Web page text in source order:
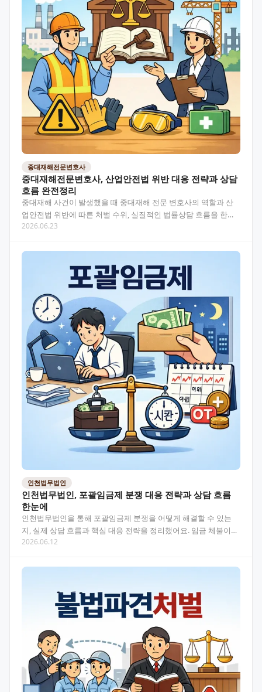
중대재해전문변호사
중대재해전문변호사, 산업안전법 위반 대응 전략과 상담
흐름 완전정리
중대재해 사건이 발생했을 때 중대재해 전문 변호사의 역할과 산
업안전법 위반에 따른 처벌 수위, 실질적인 법률상담 흐름을 한눈
에 정리했어요. 목차 중대재해전문변호사가 왜 필요한가요?…
2026.06.23
인천법무법인
인천법무법인, 포괄임금제 분쟁 대응 전략과 상담 흐름
한눈에
인천법무법인을 통해 포괄임금제 분쟁을 어떻게 해결할 수 있는
지, 실제 상담 흐름과 핵심 대응 전략을 정리했어요. 임금 체불이나
연장근로수당 문제로 고민 중이라면 꼭 읽어보세요. 목…
2026.06.12